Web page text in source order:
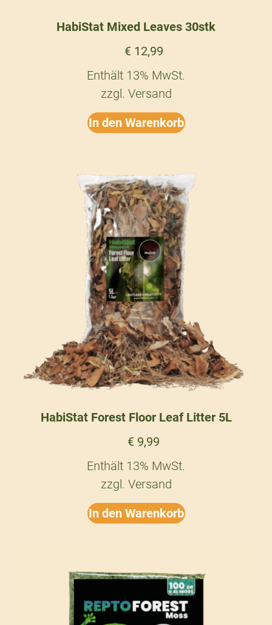
HabiStat Mixed Leaves 30stk
€12,99
Enthält 13% MwSt.
zzgl. Versand
In den Warenkorb
HabiStat Forest Floor Leaf Litter 5L
€ 9,99
Enthält 13% MwSt.
zzgl. Versand
In den Warenkorb